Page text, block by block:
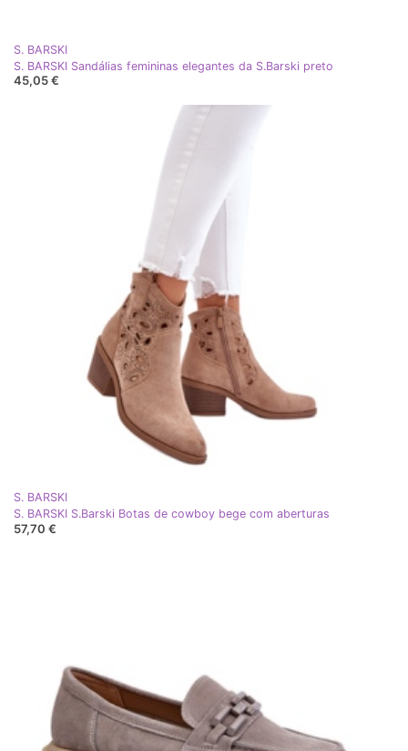
S. BARSKI
S. BARSKI Sandálias femininas elegantes da S.Barski preto
45,05 €
S. BARSKI
S. BARSKI S.Barski Botas de cowboy bege com aberturas
57,70 €